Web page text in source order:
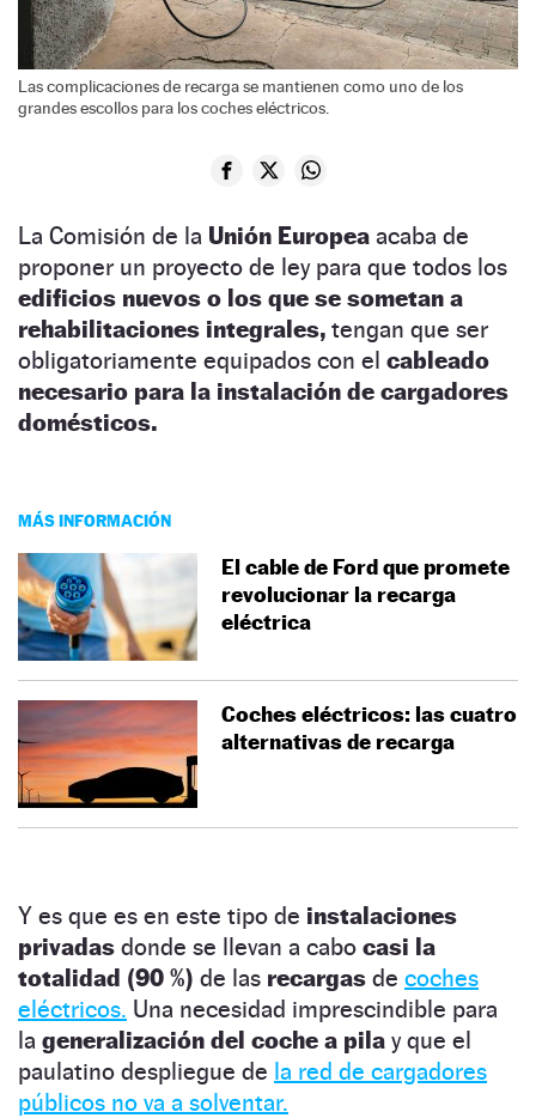
Las complicaciones de recarga se mantienen como uno de los
grandes escollos para los coches eléctricos.
La Comisión de la Unión Europea acaba de
proponer un proyecto de ley para que todos los
edificios nuevos o los que se sometan a
rehabilitaciones integrales, tengan que ser
obligatoriamente equipados con el cableado
necesario para la instalación de cargadores
domésticos.
MÁS INFORMACIÓN
El cable de Ford que promete
revolucionar la recarga
eléctrica
Coches eléctricos: las cuatro
alternativas de recarga
Y es que es en este tipo de instalaciones
privadas donde se llevan a cabo casi la
totalidad (90 %) de las recargas de coches
eléctricos. Una necesidad imprescindible para
la generalización del coche a pila y que el
paulatino despliegue de la red de cargadores
públicos no va a solventar.